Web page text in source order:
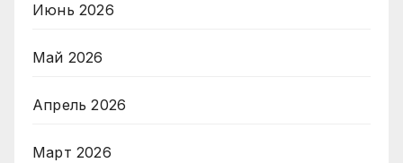
Июнь 2026
Май 2026
Апрель 2026
Март 2026